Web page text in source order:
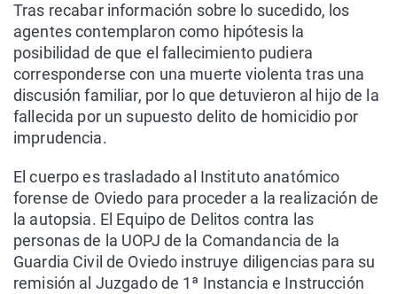
Tras recabar información sobre lo sucedido, los
agentes contemplaron como hipótesis la
posibilidad de que el fallecimiento pudiera
corresponderse con una muerte violenta tras una
discusión familiar, por lo que detuvieron al hijo de la
fallecida por un supuesto delito de homicidio por
imprudencia.
El cuerpo es trasladado al Instituto anatómico
forense de Oviedo para proceder a la realización de
la autopsia. El Equipo de Delitos contra las
personas de la UOPJ de la Comandancia de la
Guardia Civil de Oviedo instruye diligencias para su
remisión al Juzgado de 1ª Instancia e Instrucción